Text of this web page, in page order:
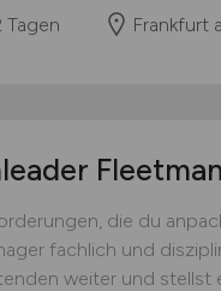
Tagen Frankfurt
die du
fachlich und
weiter und stellst